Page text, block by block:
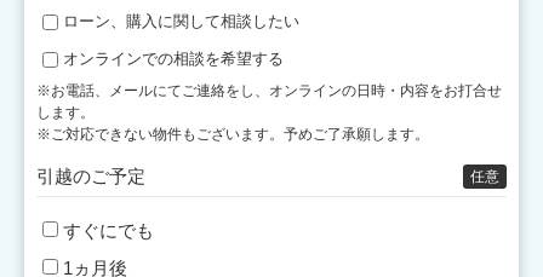
ローン、購入に関して相談したい
オンラインでの相談を希望する
※お電話、メールにてご連絡をし、オンラインの日時・内容をお打合せ
します。
※ご対応できない物件もございます。予めご了承願します。
引越のご予定 任意
すぐにでも
1ヵ月後